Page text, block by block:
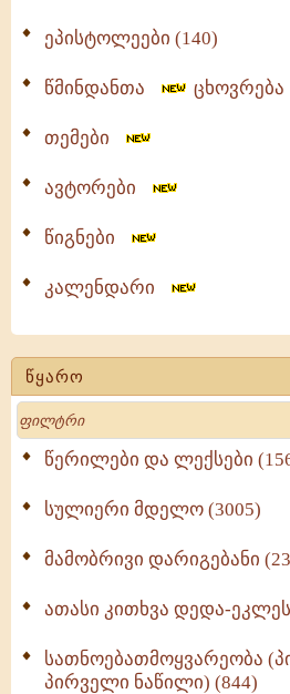
ეპისტოლეები (140)
წმინდანთა ცხოვრება
თემები
ავტორები
წიგნები
კალენდარი
წყარო
Search
წერილები და ლექსები
სულიერი მდელო (3005)
მამობრივი დარიგებანი
ათასი კითხვა დედა-
სათნოებათმოყვარეობა
პირველი ნაწილი) (844)